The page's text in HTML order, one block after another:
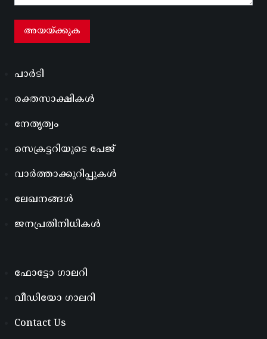
പാർടി
രക്തസാക്ഷികൾ
നേതൃത്വം
സെക്രട്ടറിയുടെ പേജ്
വാർത്താക്കുറിപ്പുകൾ
ലേഖനങ്ങൾ
ജനപ്രതിനിധികൾ
ഫോട്ടോ ഗാലറി
വീഡിയോ ഗാലറി
Contact Us